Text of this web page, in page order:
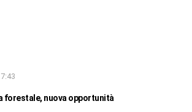
forestale, nuova opportunità